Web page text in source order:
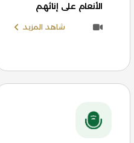
الأنعام على إناثهم
شاهد المزيد